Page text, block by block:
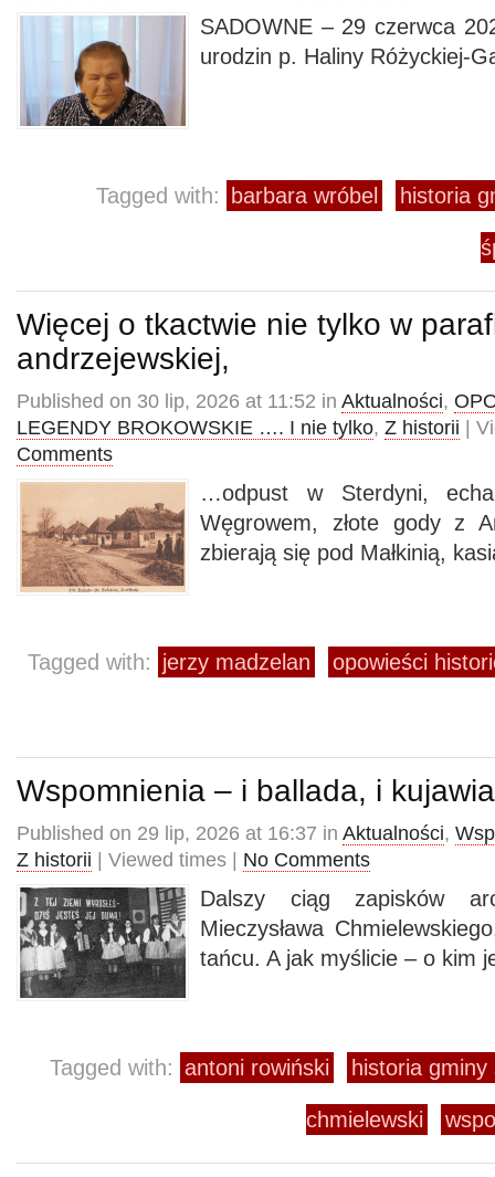
SADOWNE – 29 czerwca
urodzin p. Haliny Różyckiej-
Tagged with: barbara wróbel historia
Więcej o tkactwie nie tylko w
andrzejewskiej,
Published on 30 lip, 2026 at 11:52 in Aktualności,
LEGENDY BROKOWSKIE …. I nie tylko, Z historii |
Comments
…odpust w Sterdyni,
Węgrowem, złote gody z
zbierają się pod Małkinią,
Tagged with: jerzy madzelan opowieści
Wspomnienia – i ballada, i
Published on 29 lip, 2026 at 16:37 in Aktualności,
Z historii | Viewed times | No Comments
Dalszy ciąg zapisków
Mieczysława
tańcu. A jak myślicie – o kim
Tagged with: antoni rowiński historia gminy
chmielewski